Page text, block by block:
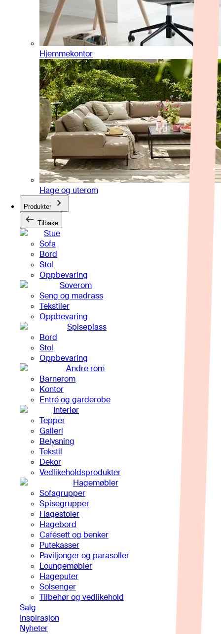
Hjemmekontor
Hage og uterom
Produkter
Tilbake
Stue
Sofa
Bord
Stol
Oppbevaring
Soverom
Seng og madrass
Tekstiler
Oppbevaring
Spiseplass
Bord
Stol
Oppbevaring
Andre rom
Barnerom
Kontor
Entré og garderobe
Interiør
Tepper
Galleri
Belysning
Tekstil
Dekor
Vedlikeholdsprodukter
Hagemøbler
Sofagrupper
Spisegrupper
Hagestoler
Hagebord
Cafésett og benker
Putekasser
Paviljonger og parasoller
Loungemøbler
Hageputer
Solsenger
Tilbehør og vedlikehold
Salg
Inspirasjon
Nyheter